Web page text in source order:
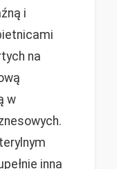
i
na
w
inna